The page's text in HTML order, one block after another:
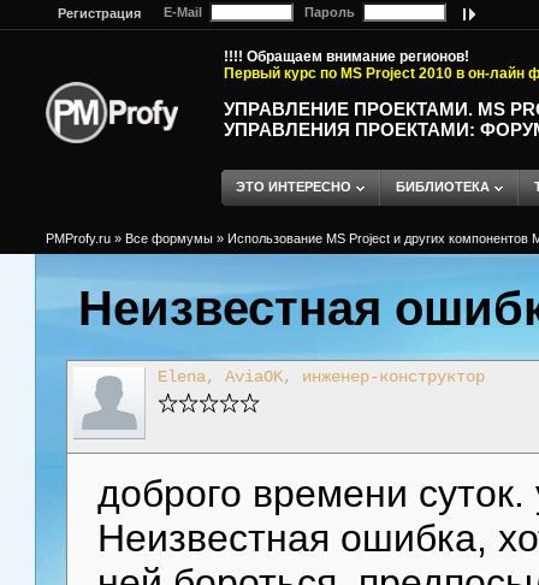
Регистрация E-Mail Пароль
!!!! Обращаем внимание регионов!
Первый курс по MS Project 2010 в он-лайн
УПРАВЛЕНИЕ ПРОЕКТАМИ. MS
УПРАВЛЕНИЯ ПРОЕКТАМИ:
ЭТО ИНТЕРЕСНО БИБЛИОТЕКА
PMProfy.ru » Все формумы » Использование MS Project и других компонентов
Неизвестная
Elena, AviaOK, инженер-конструктор
доброго времени
Неизвестная ошибка,